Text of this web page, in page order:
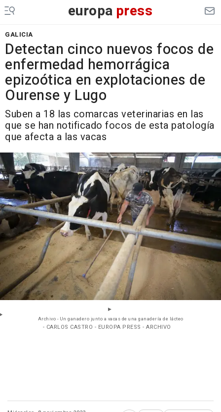
europa press
GALICIA
Detectan cinco nuevos focos de
enfermedad hemorrágica
epizoótica en explotaciones de
Ourense y Lugo
Suben a 18 las comarcas veterinarias en las
que se han notificado focos de esta patología
que afecta a las vacas
Archivo - Un ganadero junto a vacas de una ganadería de lácteo
- CARLOS CASTRO - EUROPA PRESS - ARCHIVO